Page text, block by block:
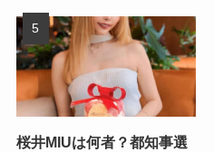
桜井MIUは何者？都知事選